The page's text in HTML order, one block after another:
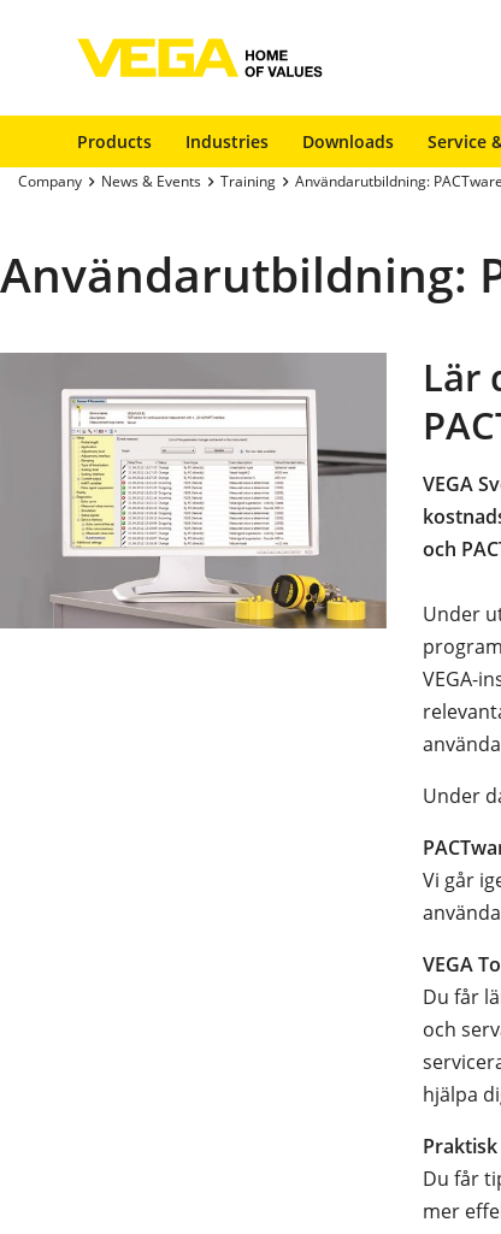
Products Industries Downloads Service
Company News & Events Training Användarutbildning:
Användarutbildning:
Lär
VEGA
och
Under
VEGA-
Under
Vi går
VEGA
Du får
och
hjälpa
Du får
mer